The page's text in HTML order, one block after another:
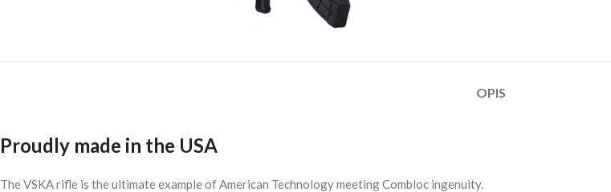
OPIS
Proudly made in the USA
The VSKA rifle is the ultimate example of American Technology meeting Combloc ingenuity.